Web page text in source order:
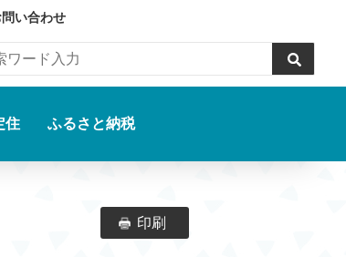
問い合わせ
住 ふるさと納税
印刷